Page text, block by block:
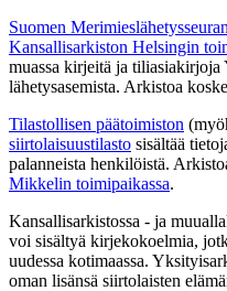
Suomen
Kansallisarkiston Helsingin
muassa kirjeitä ja tiliasiakirjoja
lähetysasemista. Arkistoa
Tilastollisen päätoimiston
siirtolaisuustilasto sisältää
palanneista henkilöistä.
Mikkelin toimipaikassa.
Kansallisarkistossa - ja
voi sisältyä kirjekokoelmia,
uudessa kotimaassa.
oman lisänsä siirtolaisten